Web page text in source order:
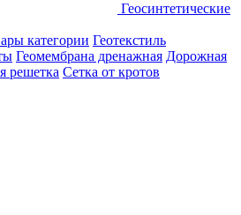
Геосинтетические
категории Геотекстиль
Геомембрана дренажная Дорожная
решетка Сетка от кротов